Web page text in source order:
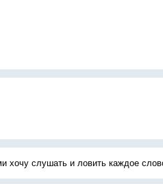
слушать и ловить каждое